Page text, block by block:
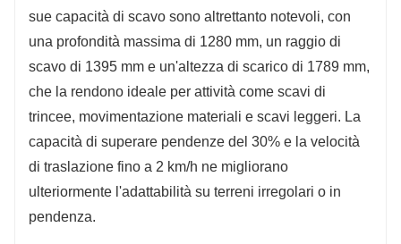
sue capacità di scavo sono altrettanto notevoli, con
una profondità massima di 1280 mm, un raggio di
scavo di 1395 mm e un'altezza di scarico di 1789 mm,
che la rendono ideale per attività come scavi di
trincee, movimentazione materiali e scavi leggeri. La
capacità di superare pendenze del 30% e la velocità
di traslazione fino a 2 km/h ne migliorano
ulteriormente l'adattabilità su terreni irregolari o in
pendenza.